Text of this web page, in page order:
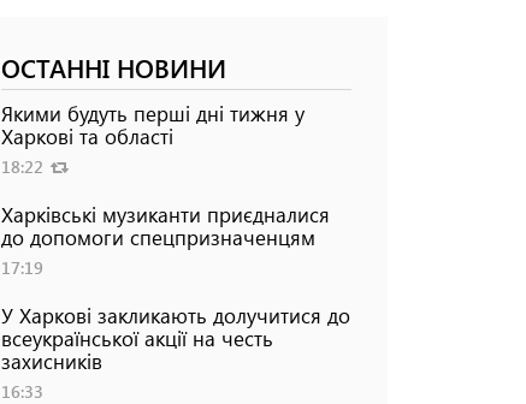
ОСТАННІ НОВИНИ
Якими будуть перші дні тижня у
Харкові та області
18:22
Харківські музиканти приєдналися
до допомоги спецпризначенцям
17:19
У Харкові закликають долучитися до
всеукраїнської акції на честь
захисників
16:33